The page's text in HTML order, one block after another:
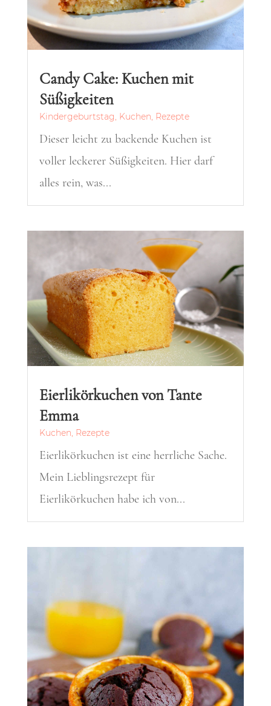
Candy Cake: Kuchen mit
Süßigkeiten
Kindergeburtstag, Kuchen, Rezepte
Dieser leicht zu backende Kuchen ist
voller leckerer Süßigkeiten. Hier darf
alles rein, was...
Eierlikörkuchen von Tante
Emma
Kuchen, Rezepte
Eierlikörkuchen ist eine herrliche Sache.
Mein Lieblingsrezept für
Eierlikörkuchen habe ich von...